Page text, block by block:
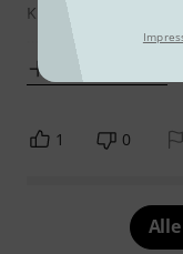
Klasse, dass Shure
...und diesen nicht
1 0